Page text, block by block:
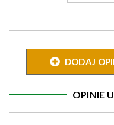
DODAJ
OPINIE